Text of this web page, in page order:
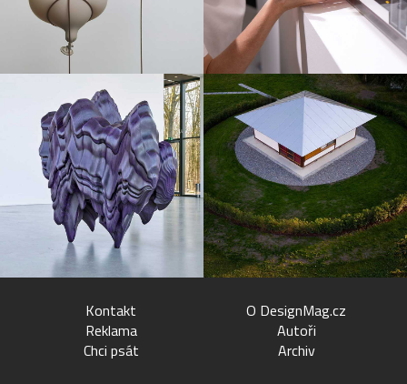
Kontakt
Reklama
Chci psát
O DesignMag.cz
Autoři
Archiv